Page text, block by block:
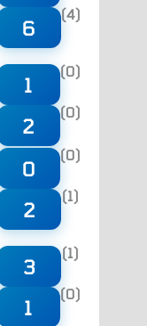
6
(4)
1
(0)
2
(0)
0
(0)
2
(1)
3
(1)
1
(0)